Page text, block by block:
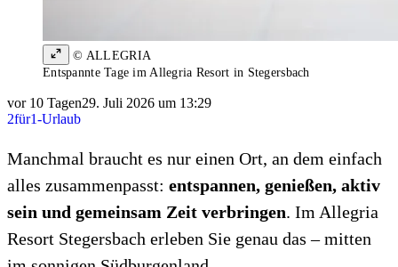
© ALLEGRIA
Entspannte Tage im Allegria Resort in Stegersbach
vor 10 Tagen29. Juli 2026 um 13:29
2für1-Urlaub
Manchmal braucht es nur einen Ort, an dem einfach
alles zusammenpasst: entspannen, genießen, aktiv
sein und gemeinsam Zeit verbringen. Im Allegria
Resort Stegersbach erleben Sie genau das – mitten